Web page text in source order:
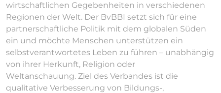
wirtschaftlichen Gegebenheiten in verschiedenen
Regionen der Welt. Der BvBBI setzt sich für eine
partnerschaftliche Politik mit dem globalen Süden
ein und möchte Menschen unterstützen ein
selbstverantwortetes Leben zu führen – unabhängig
von ihrer Herkunft, Religion oder
Weltanschauung. Ziel des Verbandes ist die
qualitative Verbesserung von Bildungs-,